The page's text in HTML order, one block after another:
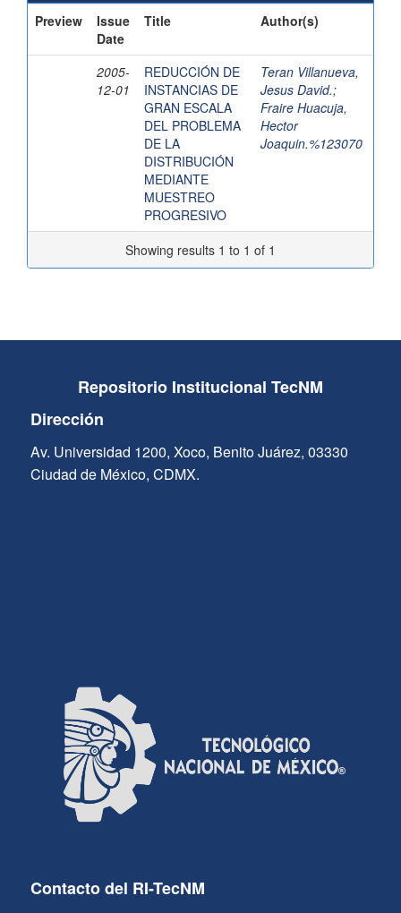
Preview
Issue
Date
Title Author(s)
2005-
12-01
REDUCCIÓN DE
INSTANCIAS DE
GRAN ESCALA
DEL PROBLEMA
DE LA
DISTRIBUCIÓN
MEDIANTE
MUESTREO
PROGRESIVO
Teran Villanueva,
Jesus David.;
Fraire Huacuja,
Hector
Joaquin.%123070
Showing results 1 to 1 of 1
Repositorio Institucional TecNM
Dirección
Av. Universidad 1200, Xoco, Benito Juárez, 03330
Ciudad de México, CDMX.
Contacto del RI-TecNM